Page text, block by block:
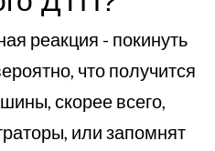
реакция - покинуть
что получится
скорее всего,
или запомнят